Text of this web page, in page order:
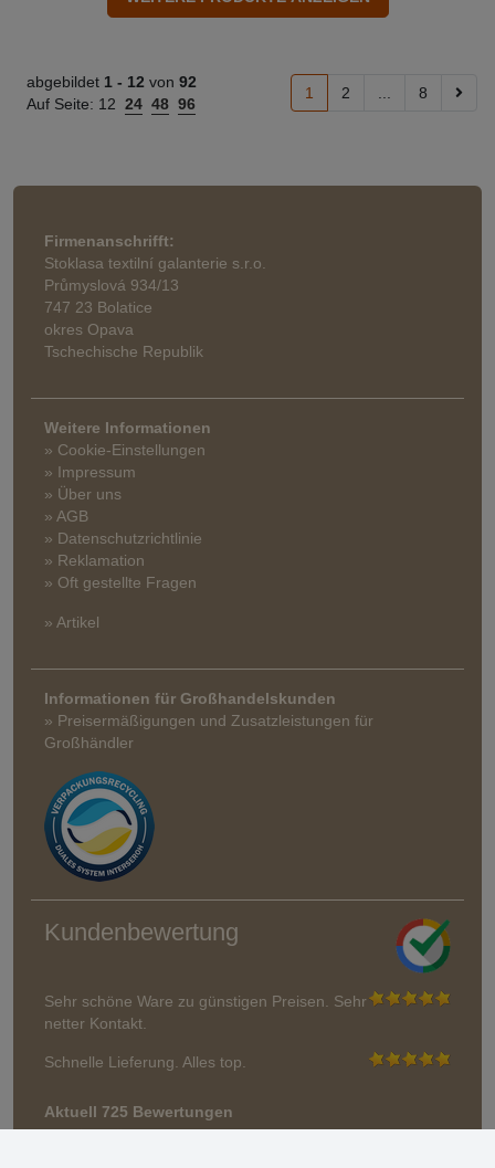
abgebildet 1 - 12 von 92
Auf Seite: 12 24 48 96
1 2 8
Firmenanschrifft:
Stoklasa textilní galanterie s.r.o.
Průmyslová 934/13
747 23 Bolatice
okres Opava
Tschechische Republik
Weitere Informationen
» Cookie-Einstellungen
» Impressum
» Über uns
» AGB
» Datenschutzrichtlinie
» Reklamation
» Oft gestellte Fragen
» Artikel
Informationen für Großhandelskunden
» Preisermäßigungen und Zusatzleistungen für
Großhändler
Kundenbewertung
Sehr schöne Ware zu günstigen Preisen. Sehr
netter Kontakt.
Schnelle Lieferung. Alles top.
Aktuell 725 Bewertungen